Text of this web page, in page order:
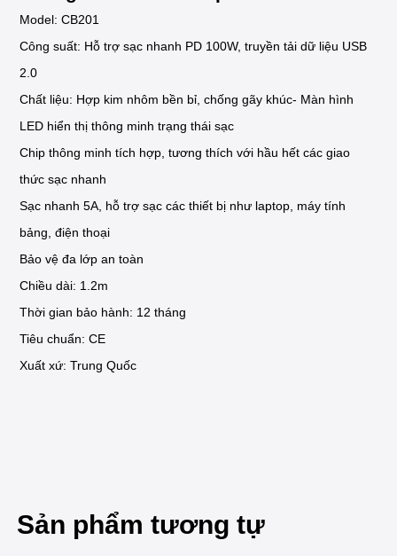
Model: CB201
Công suất: Hỗ trợ sạc nhanh PD 100W, truyền tải dữ liệu USB
2.0
Chất liệu: Hợp kim nhôm bền bỉ, chống gãy khúc- Màn hình
LED hiển thị thông minh trạng thái sạc
Chip thông minh tích hợp, tương thích với hầu hết các giao
thức sạc nhanh
Sạc nhanh 5A, hỗ trợ sạc các thiết bị như laptop, máy tính
bảng, điện thoại
Bảo vệ đa lớp an toàn
Chiều dài: 1.2m
Thời gian bảo hành: 12 tháng
Tiêu chuẩn: CE
Xuất xứ: Trung Quốc
Sản phẩm tương tự